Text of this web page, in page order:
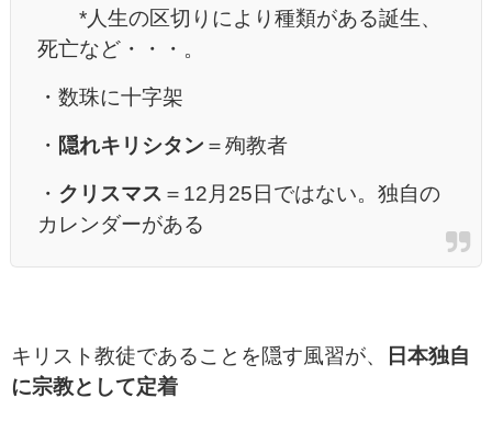
*人生の区切りにより種類がある誕生、
死亡など・・・。
・数珠に十字架
・ 隠れキリシタン ＝殉教者
・ クリスマス ＝12月25日ではない。独自の
カレンダーがある
キリスト教徒であることを隠す風習が、
日本独自
に宗教として定着